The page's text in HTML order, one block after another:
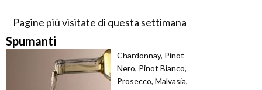
Pagine più visitate di questa settimana
Spumanti
Chardonnay, Pinot
Nero, Pinot Bianco,
Prosecco, Malvasia,